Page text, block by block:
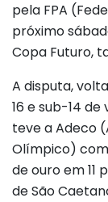
pela FPA
próximo
Copa Futuro,
A disputa,
16 e sub-14 de
teve a Adeco
Olímpico)
de ouro em 11
de São